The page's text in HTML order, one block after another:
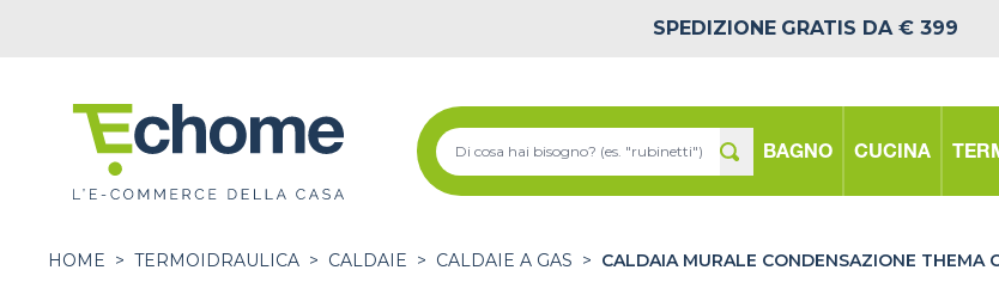
SPEDIZIONE GRATIS DA € 399
BAGNO CUCINA
HOME > TERMOIDRAULICA > CALDAIE > CALDAIE A GAS > CALDAIA MURALE CONDENSAZIONE THEMA